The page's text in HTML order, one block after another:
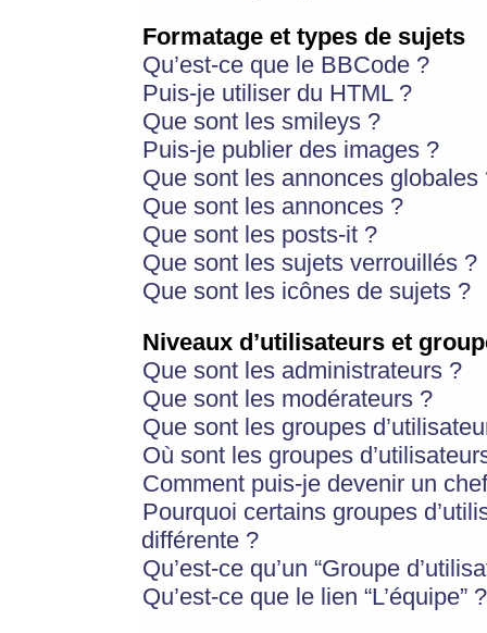
Formatage et types de sujets
Qu’est-ce que le BBCode ?
Puis-je utiliser du HTML ?
Que sont les smileys ?
Puis-je publier des images ?
Que sont les annonces globales
Que sont les annonces ?
Que sont les posts-it ?
Que sont les sujets verrouillés ?
Que sont les icônes de sujets ?
Niveaux d’utilisateurs et
Que sont les administrateurs ?
Que sont les modérateurs ?
Que sont les groupes
Où sont les groupes
Comment puis-je devenir un
Pourquoi certains groupes
différente ?
Qu’est-ce qu’un “Groupe
Qu’est-ce que le lien “L’équipe” ?